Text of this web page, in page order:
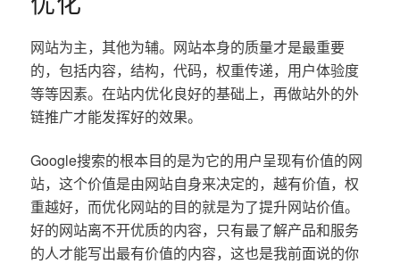
网站为主，其他为辅。网站本身的质量才是最重要
的，包括内容，结构，代码，权重传递，用户体验度
等等因素。在站内优化良好的基础上，再做站外的外
链推广才能发挥好的效果。
Google搜索的根本目的是为它的用户呈现有价值的网
站，这个价值是由网站自身来决定的，越有价值，权
重越好，而优化网站的目的就是为了提升网站价值。
好的网站离不开优质的内容，只有最了解产品和服务
的人才能写出最有价值的内容，这也是我前面说的你